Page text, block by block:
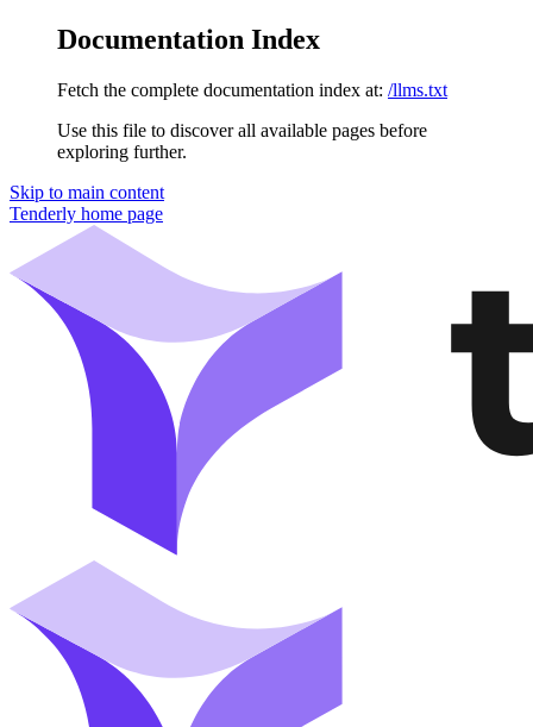
Documentation Index
Fetch the complete documentation index at: /llms.txt
Use this file to discover all available pages before
exploring further.
Skip to main content
Tenderly home page